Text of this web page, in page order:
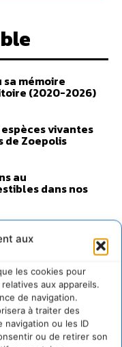
aux
les cookies pour
aux appareils.
de navigation.
à traiter des
ou les ID
ou de retirer son
mémoire
(2020-2026)
vivantes
de Zoepolis
au
dans nos
transforme
et durables,